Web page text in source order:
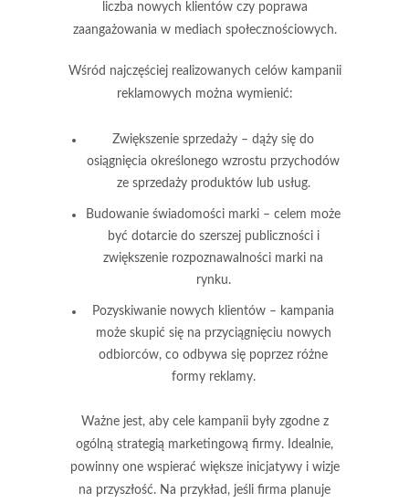
liczba nowych klientów czy poprawa
zaangażowania w mediach społecznościowych.
Wśród najczęściej realizowanych celów kampanii
reklamowych można wymienić:
Zwiększenie sprzedaży – dąży się do
osiągnięcia określonego wzrostu przychodów
ze sprzedaży produktów lub usług.
Budowanie świadomości marki – celem może
być dotarcie do szerszej publiczności i
zwiększenie rozpoznawalności marki na
rynku.
Pozyskiwanie nowych klientów – kampania
może skupić się na przyciągnięciu nowych
odbiorców, co odbywa się poprzez różne
formy reklamy.
Ważne jest, aby cele kampanii były zgodne z
ogólną strategią marketingową firmy. Idealnie,
powinny one wspierać większe inicjatywy i wizje
na przyszłość. Na przykład, jeśli firma planuje